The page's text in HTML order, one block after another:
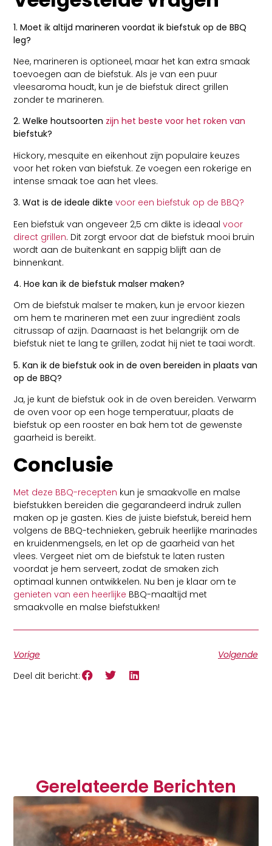
1. Moet ik altijd marineren voordat ik biefstuk op de BBQ
leg?
Nee, marineren is optioneel, maar het kan extra smaak
toevoegen aan de biefstuk. Als je van een puur
vleesaroma houdt, kun je de biefstuk direct grillen
zonder te marineren.
2. Welke houtsoorten zijn het beste voor het roken van
biefstuk?
Hickory, mesquite en eikenhout zijn populaire keuzes
voor het roken van biefstuk. Ze voegen een rokerige en
intense smaak toe aan het vlees.
3. Wat is de ideale diktevoor een biefstuk op de BBQ?
Een biefstuk van ongeveer 2,5 cm dikte is ideaalvoor
direct grillen. Dit zorgt ervoor dat de biefstuk mooi bruin
wordt aan de buitenkant en sappig blijft aan de
binnenkant.
4. Hoe kan ik de biefstuk malser maken?
Om de biefstuk malser te maken, kun je ervoor kiezen
om hem te marineren met een zuur ingrediënt zoals
citrussap of azijn. Daarnaast is het belangrijk om de
biefstuk niet te lang te grillen, zodat hij niet te taai wordt.
5. Kan ik de biefstuk ook in de oven bereiden in plaats van
op de BBQ?
Ja, je kunt de biefstuk ook in de oven bereiden. Verwarm
de oven voor op een hoge temperatuur, plaats de
biefstuk op een rooster en bak hem tot de gewenste
gaarheid is bereikt.
Conclusie
Met deze BBQ-recepten kun je smaakvolle en malse
biefstukken bereiden die gegarandeerd indruk zullen
maken op je gasten. Kies de juiste biefstuk, bereid hem
volgens de BBQ-technieken, gebruik heerlijke marinades
en kruidenmengsels, en let op de gaarheid van het
vlees. Vergeet niet om de biefstuk te laten rusten
voordat je hem serveert, zodat de smaken zich
optimaal kunnen ontwikkelen. Nu ben je klaar om te
genieten van een heerlijke BBQ-maaltijd met
smaakvolle en malse biefstukken!
Vorige
Volgende
Deel dit bericht:
Gerelateerde Berichten